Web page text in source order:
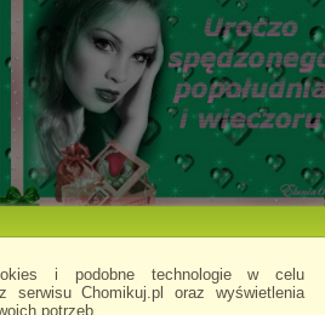
i podobne technologie w celu
serwisu Chomikuj.pl oraz wyświetlenia
potrzeb.